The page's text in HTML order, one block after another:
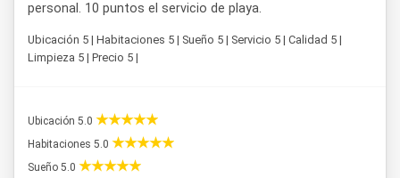
personal. 10 puntos el servicio de playa.
Ubicación 5 | Habitaciones 5 | Sueño 5 | Servicio 5 | Calidad 5 |
Limpieza 5 | Precio 5 |
Ubicación 5.0
Habitaciones 5.0
Sueño 5.0